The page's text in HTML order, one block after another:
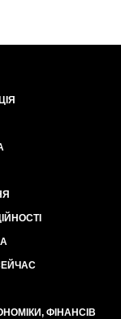
ФІНАНСІВ